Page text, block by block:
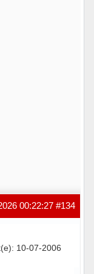
#134
00:22:27
10-07-2006